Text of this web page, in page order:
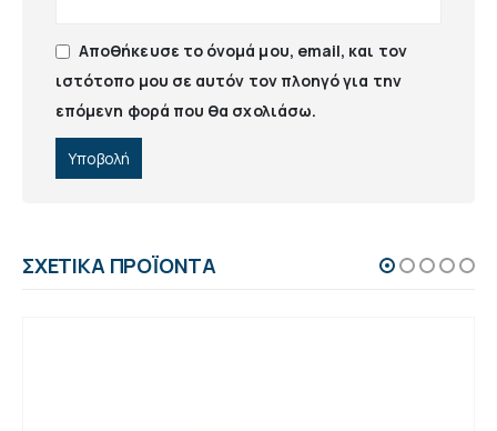
Αποθήκευσε το όνομά μου, email, και τον
ιστότοπο μου σε αυτόν τον πλοηγό για την
επόμενη φορά που θα σχολιάσω.
ΣΧΕΤΙΚΆ ΠΡΟΪΌΝΤΑ